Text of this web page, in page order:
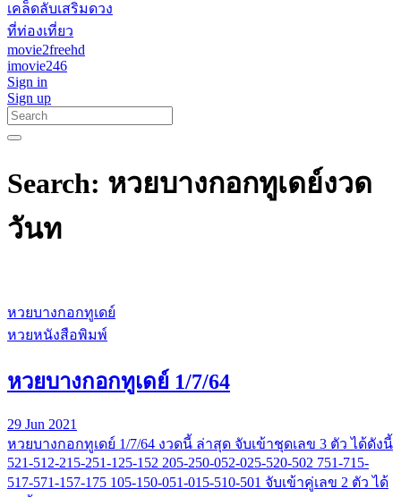
เคล็ดลับเสริมดวง
ที่ท่องเที่ยว
movie2freehd
imovie246
Sign in
Sign up
Search: หวยบางกอกทูเดย์งวด
วันท
หวยบางกอกทูเดย์
หวยหนังสือพิมพ์
หวยบางกอกทูเดย์ 1/7/64
29 Jun 2021
หวยบางกอกทูเดย์ 1/7/64 งวดนี้ ล่าสุด จับเข้าชุดเลข 3 ตัว ได้ดังนี้
521-512-215-251-125-152 205-250-052-025-520-502 751-715-
517-571-157-175 105-150-051-015-510-501 จับเข้าคู่เลข 2 ตัว ได้